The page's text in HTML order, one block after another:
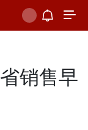
销售早